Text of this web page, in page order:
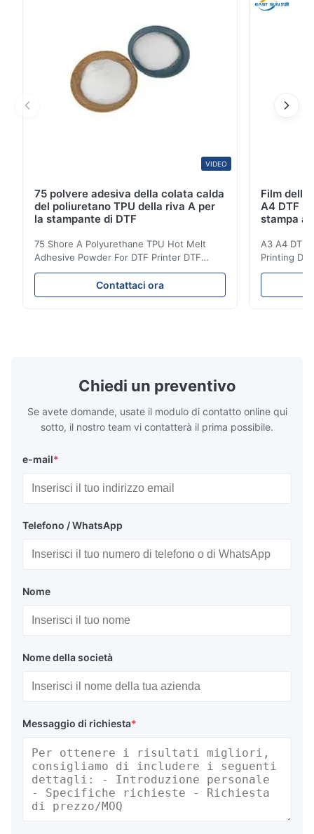
VIDEO
75 polvere adesiva della colata calda
del poliuretano TPU della riva A per
la stampante di DTF
75 Shore A Polyurethane TPU Hot Melt
Adhesive Powder For DTF Printer DTF
Powder Technical Parameters Bonding
Parameters ( reference only) Temperature
110-130℃ Press 0.5-1.5 kg/cm2 Time 8-20
Contattaci ora
Film
A4 DTF
stampa a
A3 A4 DTF
Printing
application
pattern
Chiedi un preventivo
Se avete domande, usate il modulo di contatto online qui
sotto, il nostro team vi contatterà il prima possibile.
e-mail*
Telefono / WhatsApp
Nome
Nome della società
Messaggio di richiesta*